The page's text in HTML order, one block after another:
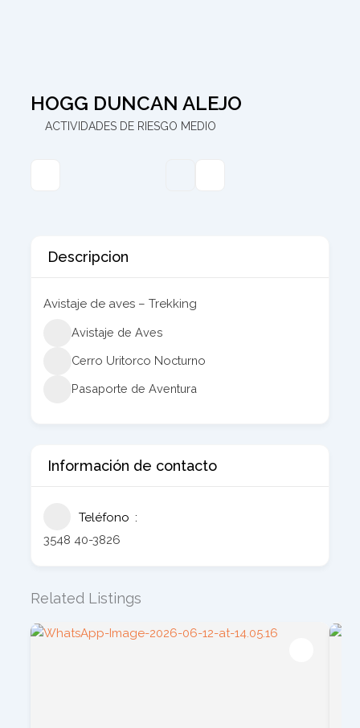
HOGG DUNCAN ALEJO
ACTIVIDADES DE RIESGO MEDIO
Descripcion
Avistaje de aves – Trekking
Avistaje de Aves
Cerro Uritorco Nocturno
Pasaporte de Aventura
Información de contacto
Teléfono
3548 40-3826
Related Listings